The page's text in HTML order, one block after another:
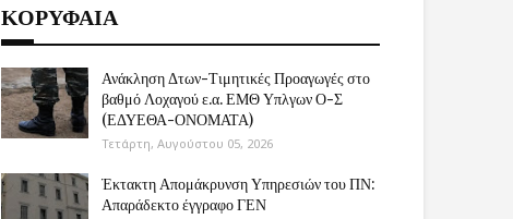
ΚΟΡΥΦΑΙΑ
Ανάκληση Δτων-Τιμητικές Προαγωγές στο
βαθμό Λοχαγού ε.α. ΕΜΘ Υπλγων Ο-Σ
(ΕΔΥΕΘΑ-ΟΝΟΜΑΤΑ)
Τετάρτη, Αυγούστου 05, 2026
Έκτακτη Απομάκρυνση Υπηρεσιών του ΠΝ:
Απαράδεκτο έγγραφο ΓΕΝ